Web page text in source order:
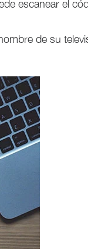
escanear el
de su